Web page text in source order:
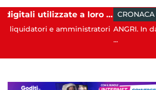
Firme digitali utilizzate a loro insaputa: 9 indagati nel Vallo di Diano CRONACA 11:39
ANGRI. In data 6 agosto